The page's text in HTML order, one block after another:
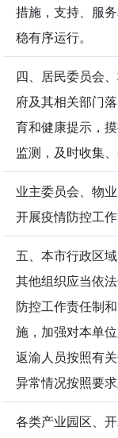
措施，支持、服
稳有序运行。
四、居民委员会
府及其相关部门
育和健康提示，
监测，及时收集
业主委员会、物
开展疫情防控工作
五、本市行政区
其他组织应当依
防控工作责任制
施，加强对本单
返渝人员按照有
异常情况按照要
各类产业园区、